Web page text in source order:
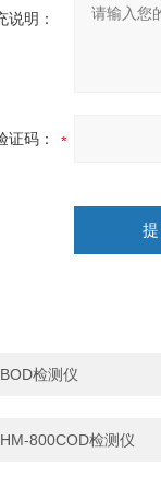
说明：
证码：
BOD检测仪
HM-800COD检测仪